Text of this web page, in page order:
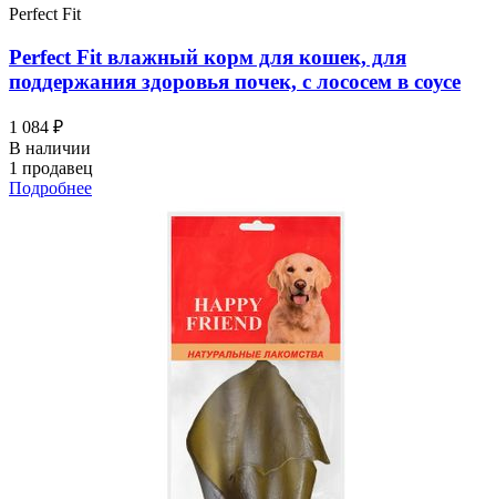
Perfect Fit
Perfect Fit влажный корм для кошек, для
поддержания здоровья почек, с лососем в соусе
1 084 ₽
В наличии
1 продавец
Подробнее